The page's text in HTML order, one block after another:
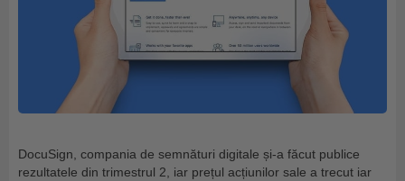
DocuSign, compania de semnături digitale și-a făcut publice
rezultatele din trimestrul 2, iar prețul acțiunilor sale a trecut iar